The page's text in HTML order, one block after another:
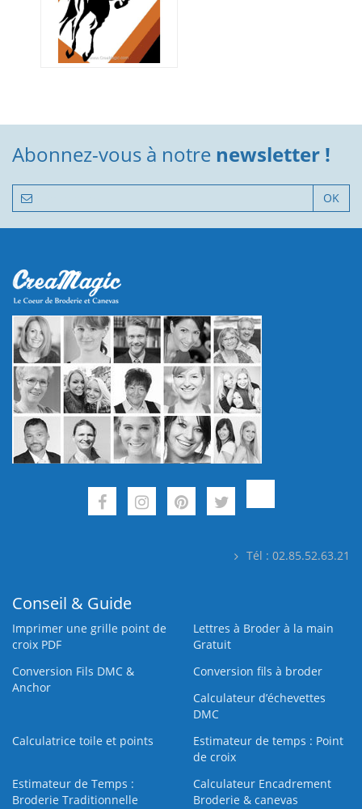
Abonnez-vous à notre newsletter !
OK
Tél : 02.85.52.63.21
Conseil & Guide
Imprimer une grille point de
croix PDF
Lettres à Broder à la main
Gratuit
Conversion Fils DMC &
Anchor
Conversion fils à broder
Calculateur d’échevettes
DMC
Calculatrice toile et points
Estimateur de temps : Point
de croix
Estimateur de Temps :
Broderie Traditionnelle
Calculateur Encadrement
Broderie & canevas